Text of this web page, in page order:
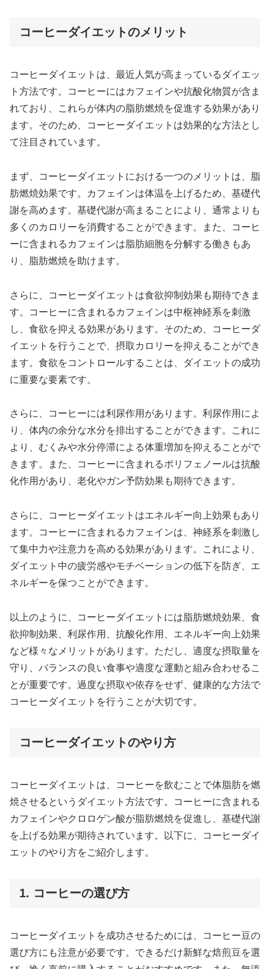
コーヒーダイエットのメリット
コーヒーダイエットは、最近人気が高まっているダイエッ
ト方法です。コーヒーにはカフェインや抗酸化物質が含ま
れており、これらが体内の脂肪燃焼を促進する効果があり
ます。そのため、コーヒーダイエットは効果的な方法とし
て注目されています。
まず、コーヒーダイエットにおける一つのメリットは、脂
肪燃焼効果です。カフェインは体温を上げるため、基礎代
謝を高めます。基礎代謝が高まることにより、通常よりも
多くのカロリーを消費することができます。また、コーヒ
ーに含まれるカフェインは脂肪細胞を分解する働きもあ
り、脂肪燃焼を助けます。
さらに、コーヒーダイエットは食欲抑制効果も期待できま
す。コーヒーに含まれるカフェインは中枢神経系を刺激
し、食欲を抑える効果があります。そのため、コーヒーダ
イエットを行うことで、摂取カロリーを抑えることができ
ます。食欲をコントロールすることは、ダイエットの成功
に重要な要素です。
さらに、コーヒーには利尿作用があります。利尿作用によ
り、体内の余分な水分を排出することができます。これに
より、むくみや水分停滞による体重増加を抑えることがで
きます。また、コーヒーに含まれるポリフェノールは抗酸
化作用があり、老化やガン予防効果も期待できます。
さらに、コーヒーダイエットはエネルギー向上効果もあり
ます。コーヒーに含まれるカフェインは、神経系を刺激し
て集中力や注意力を高める効果があります。これにより、
ダイエット中の疲労感やモチベーションの低下を防ぎ、エ
ネルギーを保つことができます。
以上のように、コーヒーダイエットには脂肪燃焼効果、食
欲抑制効果、利尿作用、抗酸化作用、エネルギー向上効果
など様々なメリットがあります。ただし、適度な摂取量を
守り、バランスの良い食事や適度な運動と組み合わせるこ
とが重要です。過度な摂取や依存をせず、健康的な方法で
コーヒーダイエットを行うことが大切です。
コーヒーダイエットのやり方
コーヒーダイエットは、コーヒーを飲むことで体脂肪を燃
焼させるというダイエット方法です。コーヒーに含まれる
カフェインやクロロゲン酸が脂肪燃焼を促進し、基礎代謝
を上げる効果が期待されています。以下に、コーヒーダイ
エットのやり方をご紹介します。
1. コーヒーの選び方
コーヒーダイエットを成功させるためには、コーヒー豆の
選び方にも注意が必要です。できるだけ新鮮な焙煎豆を選